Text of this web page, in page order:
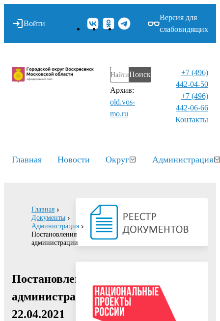
Войти
Версия для
слабовидящих
Поиск
Архив:
old.vos-
mo.ru
+7 (496)
442-04-50
+7 (496)
442-06-66
Контакты⁠
Главная Новости Округ Администрация
Главная
Документы
Администрация
Постановления
администрации
Постановление
администрации
22.04.2021